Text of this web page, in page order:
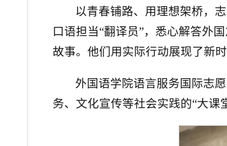
以青春铺路、用理想架桥，
口语担当“翻译员”，悉心解答外
故事。他们用实际行动展现了新
外国语学院语言服务国际志
务、文化宣传等社会实践的“大课